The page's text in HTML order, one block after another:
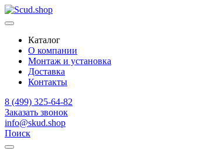
Каталог
О компании
Монтаж и установка
Доставка
Контакты
8 (499) 325-64-82
Заказать звонок
info@skud.shop
Поиск